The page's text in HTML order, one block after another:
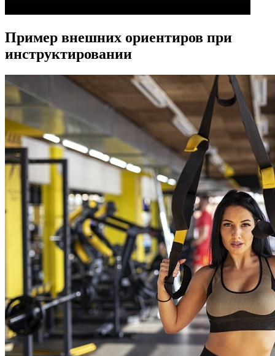
Пример внешних ориентиров при
инструктировании